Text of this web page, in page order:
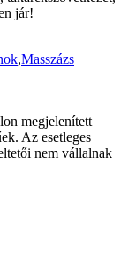
jár!
,Masszázs
megjelenített
Az esetleges
nem vállalnak